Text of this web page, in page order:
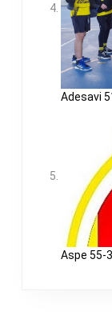
Adesavi
Aspe 55-